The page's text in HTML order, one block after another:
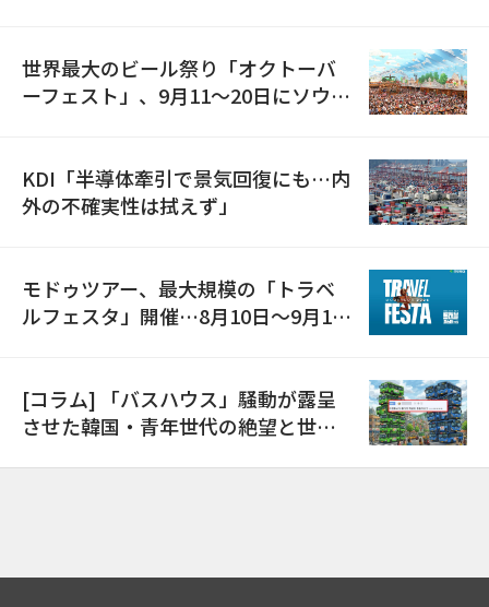
世界最大のビール祭り「オクトーバ
ーフェスト」、9月11〜20日にソウル
KDI「半導体牽引で景気回復にも…内
外の不確実性は拭えず」
モドゥツアー、最大規模の「トラベ
ルフェスタ」開催…8月10日～9月11
[コラム] 「バスハウス」騒動が露呈
させた韓国・青年世代の絶望と世代